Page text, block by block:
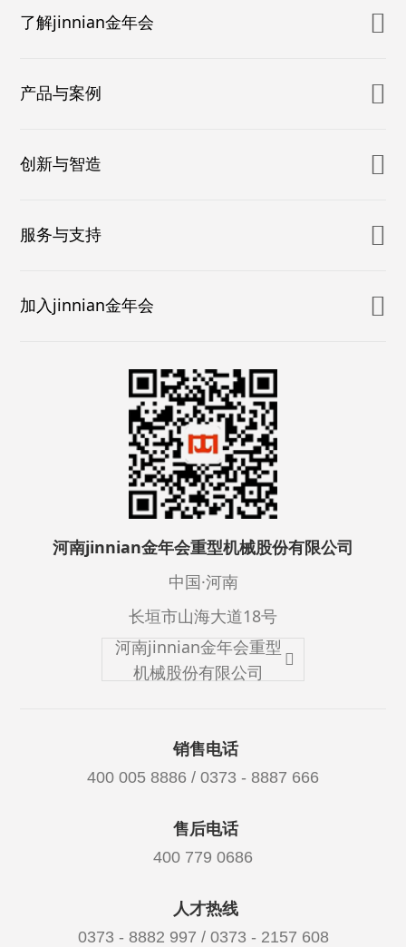
了解jinnian金年会
产品与案例
创新与智造
服务与支持
加入jinnian金年会
河南jinnian金年会重型机械股份有限公司
中国·河南
长垣市山海大道18号
河南jinnian金年会重型
机械股份有限公司
销售电话
400 005 8886 / 0373 - 8887 666
售后电话
400 779 0686
人才热线
0373 - 8882 997 / 0373 - 2157 608